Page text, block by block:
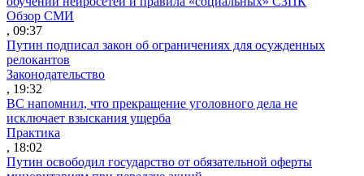
Обзор СМИ
, 09:37
Путин подписал закон об ограничениях для осужденных
релокантов
Законодательство
, 19:32
ВС напомнил, что прекращение уголовного дела не
исключает взыскания ущерба
Практика
, 18:02
Путин освободил государство от обязательной оферты